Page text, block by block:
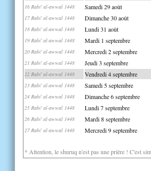
16 Rabi' al-awwal 1448 Samedi 29 août
17 Rabi' al-awwal 1448 Dimanche 30 août
18 Rabi' al-awwal 1448 Lundi 31 août
19 Rabi' al-awwal 1448 Mardi 1 septembre
20 Rabi' al-awwal 1448 Mercredi 2 septembre
21 Rabi' al-awwal 1448 Jeudi 3 septembre
22 Rabi' al-awwal 1448 Vendredi 4 septembre
23 Rabi' al-awwal 1448 Samedi 5 septembre
24 Rabi' al-awwal 1448 Dimanche 6 septembre
25 Rabi' al-awwal 1448 Lundi 7 septembre
26 Rabi' al-awwal 1448 Mardi 8 septembre
27 Rabi' al-awwal 1448 Mercredi 9 septembre
* Attention, le shuruq n'est pas une prière ! C'est